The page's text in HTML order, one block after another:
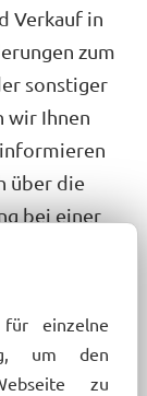
Verkauf in
zum
sonstiger
wir Ihnen
über die
bei einer
Bad
Gebiet
Orten im
einzelne
um den
zu